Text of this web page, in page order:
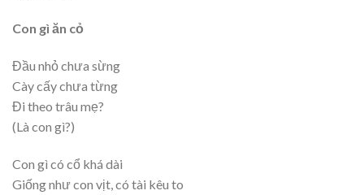
Con gì ăn cỏ
Đầu nhỏ chưa sừng
Cày cấy chưa từng
Đi theo trâu mẹ?
(Là con gì?)
Con gì có cổ khá dài
Giống như con vịt, có tài kêu to